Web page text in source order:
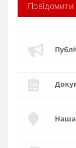
Повідомити
Наша